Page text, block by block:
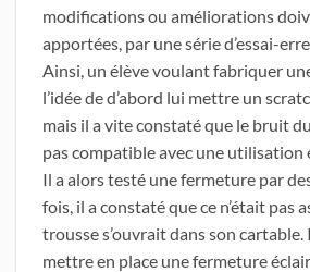
modifications ou améliorations
apportées, par une série d’essai-
Ainsi, un élève voulant fabriquer
l’idée de d’abord lui mettre un
mais il a vite constaté que le bruit
pas compatible avec une utilisation
Il a alors testé une fermeture par
fois, il a constaté que ce n’était pas
trousse s’ouvrait dans son
mettre en place une fermeture